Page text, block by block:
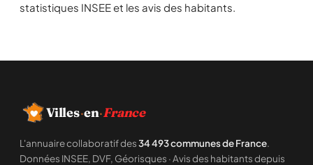
statistiques INSEE et les avis des habitants.
Villes·en·France
L'annuaire collaboratif des34 493 communes de France.
Données INSEE, DVF, Géorisques · Avis des habitants depuis